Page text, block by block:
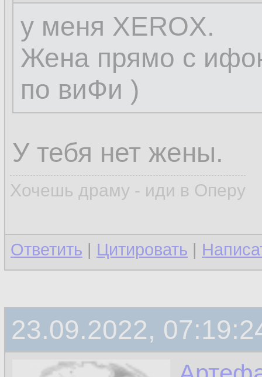
у меня XEROX.
Жена прямо с
по виФи )
У тебя нет жены.
Хочешь драму - иди в Оперу
Ответить | Цитировать |
23.09.2022,